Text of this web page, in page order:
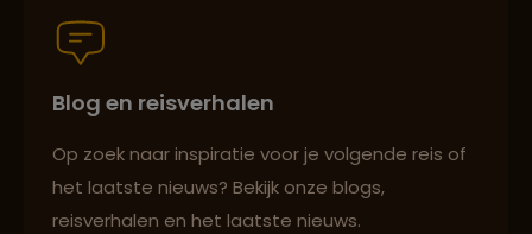
Persoonlijk en deskundig reisadvies
Best beoordeelde reisroutes
Blog en reisverhalen
Op zoek naar inspiratie voor je volgende reis of
het laatste nieuws? Bekijk onze blogs,
reisverhalen en het laatste nieuws.